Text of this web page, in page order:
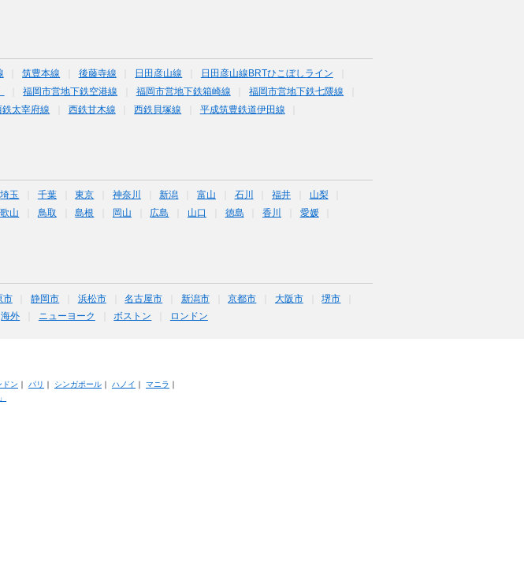
筑豊本線 後藤寺線 日田彦山線
日田彦山線BRTひこぼしライン
福岡市営地下鉄空港線 福岡市営地下鉄箱崎線
福岡市営地下鉄七隈線
鉄太宰府線 西鉄甘木線 西鉄貝塚線
平成筑豊鉄道伊田線
埼玉 千葉 東京 神奈川 新潟 富山 石川 福井
山梨
山 鳥取 島根 岡山 広島 山口 徳島 香川
愛媛
市 静岡市 浜松市 名古屋市 新潟市 京都市 大阪市
堺市
海外 ニューヨーク ボストン ロンドン
ドン パリ シンガポール｜ ハノイ マニラ